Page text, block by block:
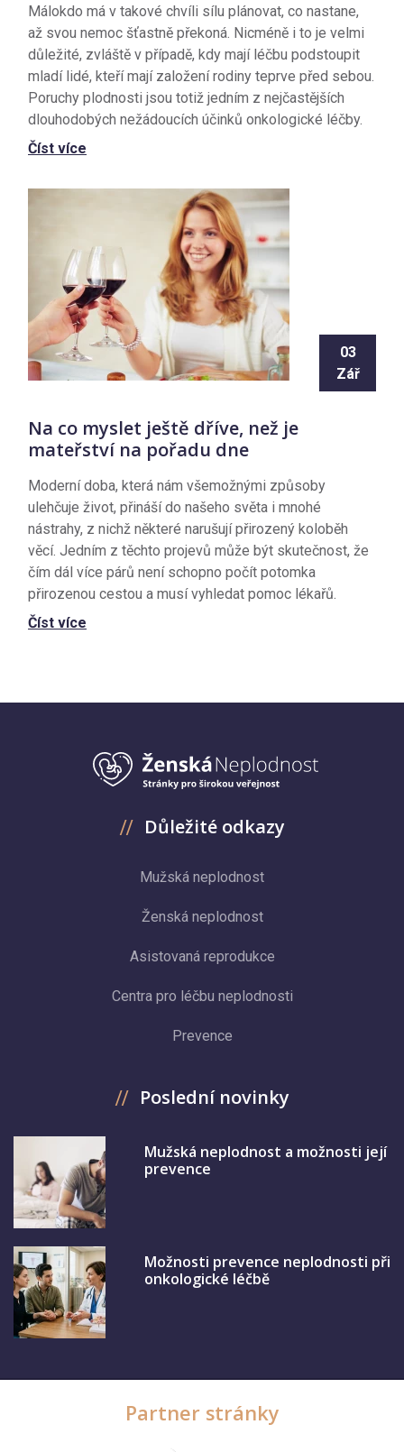
Málokdo má v takové chvíli sílu plánovat, co nastane,
až svou nemoc šťastně překoná. Nicméně i to je velmi
důležité, zvláště v případě, kdy mají léčbu podstoupit
mladí lidé, kteří mají založení rodiny teprve před sebou.
Poruchy plodnosti jsou totiž jedním z nejčastějších
dlouhodobých nežádoucích účinků onkologické léčby.
Číst více
03
Zář
Na co myslet ještě dříve, než je
mateřství na pořadu dne
Moderní doba, která nám všemožnými způsoby
ulehčuje život, přináší do našeho světa i mnohé
nástrahy, z nichž některé narušují přirozený koloběh
věcí. Jedním z těchto projevů může být skutečnost, že
čím dál více párů není schopno počít potomka
přirozenou cestou a musí vyhledat pomoc lékařů.
Číst více
Důležité odkazy
Mužská neplodnost
Ženská neplodnost
Asistovaná reprodukce
Centra pro léčbu neplodnosti
Prevence
Poslední novinky
Mužská neplodnost a možnosti její
prevence
Možnosti prevence neplodnosti při
onkologické léčbě
Partner stránky